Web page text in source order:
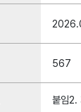
567
붙임2.